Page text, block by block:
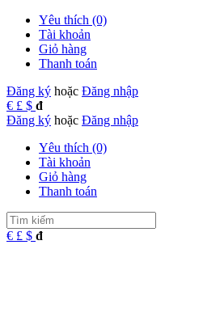
Yêu thích (0)
Tài khoản
Giỏ hàng
Thanh toán
Đăng ký hoặc Đăng nhập
€ £ $ đ
Đăng ký hoặc Đăng nhập
Yêu thích (0)
Tài khoản
Giỏ hàng
Thanh toán
€ £ $ đ